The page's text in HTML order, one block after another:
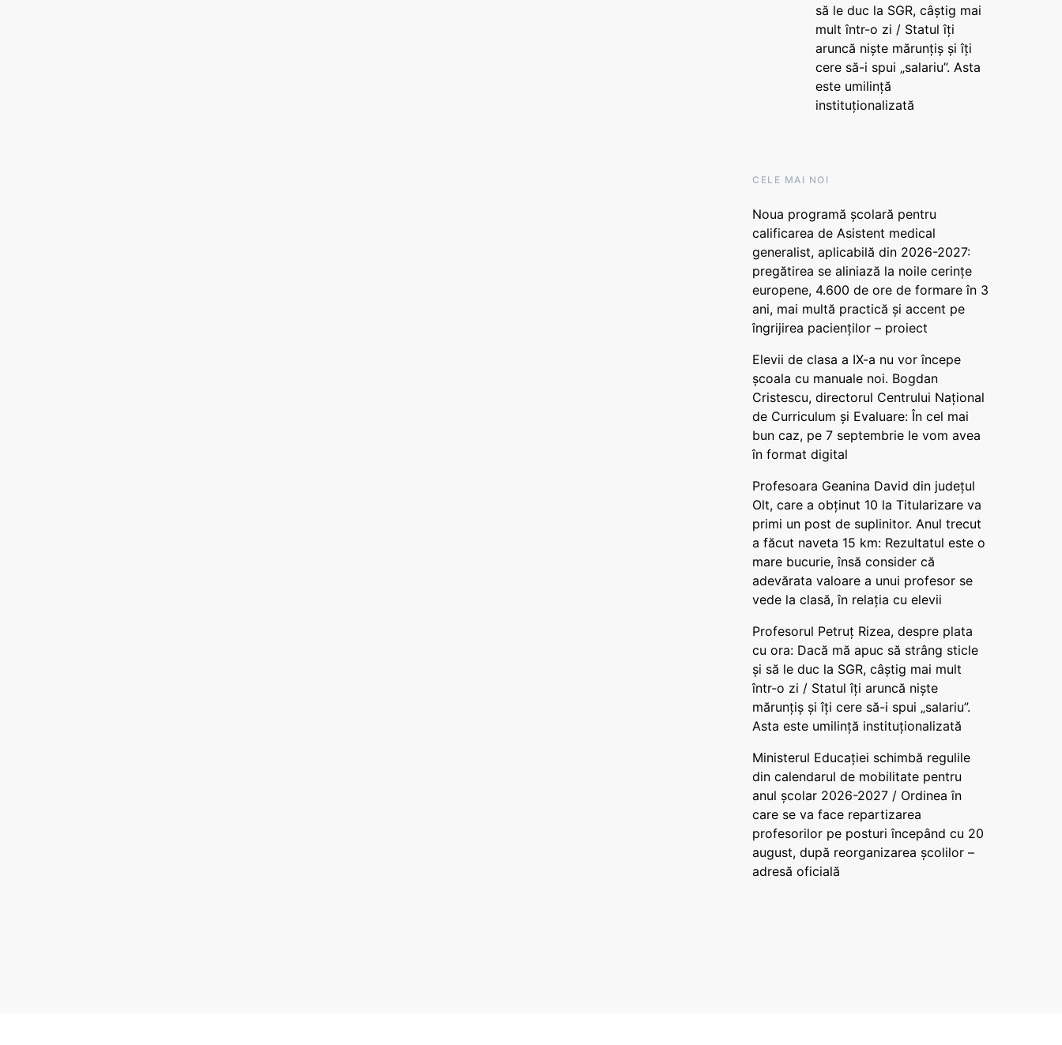
să le duc la SGR, câștig mai
mult într-o zi / Statul îți
aruncă niște mărunțiș și îți
cere să-i spui „salariu”. Asta
este umilință
instituționalizată
CELE MAI NOI
Noua programă școlară pentru
calificarea de Asistent medical
generalist, aplicabilă din 2026-2027:
pregătirea se aliniază la noile cerințe
europene, 4.600 de ore de formare în 3
ani, mai multă practică și accent pe
îngrijirea pacienților – proiect
Elevii de clasa a IX-a nu vor începe
școala cu manuale noi. Bogdan
Cristescu, directorul Centrului Național
de Curriculum și Evaluare: În cel mai
bun caz, pe 7 septembrie le vom avea
în format digital
Profesoara Geanina David din județul
Olt, care a obținut 10 la Titularizare va
primi un post de suplinitor. Anul trecut
a făcut naveta 15 km: Rezultatul este o
mare bucurie, însă consider că
adevărata valoare a unui profesor se
vede la clasă, în relația cu elevii
Profesorul Petruț Rizea, despre plata
cu ora: Dacă mă apuc să strâng sticle
și să le duc la SGR, câștig mai mult
într-o zi / Statul îți aruncă niște
mărunțiș și îți cere să-i spui „salariu”.
Asta este umilință instituționalizată
Ministerul Educației schimbă regulile
din calendarul de mobilitate pentru
anul școlar 2026-2027 / Ordinea în
care se va face repartizarea
profesorilor pe posturi începând cu 20
august, după reorganizarea școlilor –
adresă oficială